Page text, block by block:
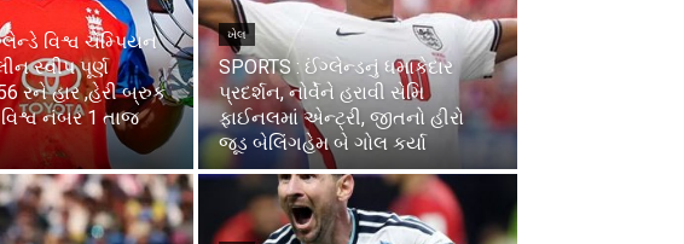
વિશ્વ ચેમ્પિયન
સ્વીપ પૂર્ણ
રને હાર ,હેરી બ્રુક
નંબર 1 તાજ
ખેલ
SPORTS : ઈંગ્લેન્ડનું ધમાકેદાર
પ્રદર્શન, નોર્વેને હરાવી સેમિ
ફાઈનલમાં એન્ટ્રી, જીતનો હીરો
જૂડ બેલિંગહેમ બે ગોલ કર્યા